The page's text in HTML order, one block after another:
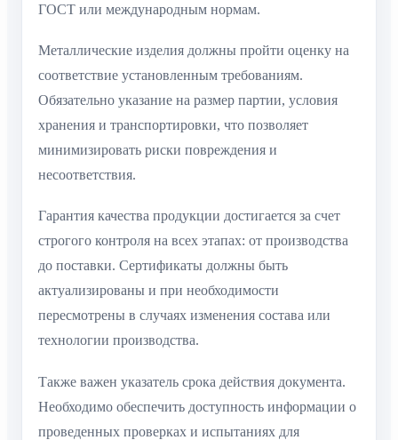
ГОСТ или международным нормам.
Металлические изделия должны пройти оценку на
соответствие установленным требованиям.
Обязательно указание на размер партии, условия
хранения и транспортировки, что позволяет
минимизировать риски повреждения и
несоответствия.
Гарантия качества продукции достигается за счет
строгого контроля на всех этапах: от производства
до поставки. Сертификаты должны быть
актуализированы и при необходимости
пересмотрены в случаях изменения состава или
технологии производства.
Также важен указатель срока действия документа.
Необходимо обеспечить доступность информации о
проведенных проверках и испытаниях для